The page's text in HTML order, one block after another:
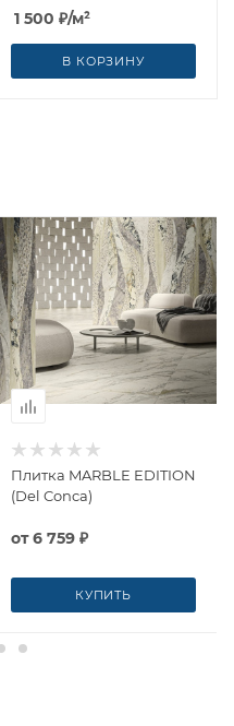
1 500 ₽/м²
В КОРЗИНУ
Плитка MARBLE EDITION
(Del Conca)
от6 759 ₽
КУПИТЬ